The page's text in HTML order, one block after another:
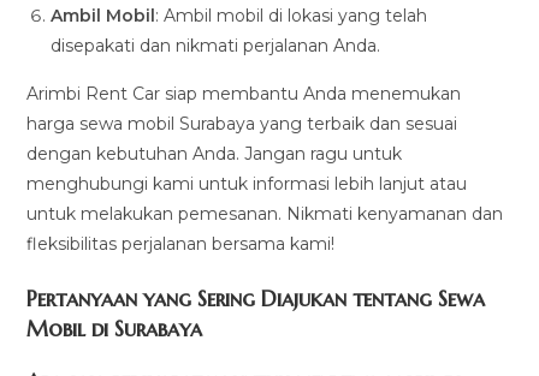
Ambil Mobil: Ambil mobil di lokasi yang telah
disepakati dan nikmati perjalanan Anda.
Arimbi Rent Car siap membantu Anda menemukan
harga sewa mobil Surabaya yang terbaik dan sesuai
dengan kebutuhan Anda. Jangan ragu untuk
menghubungi kami untuk informasi lebih lanjut atau
untuk melakukan pemesanan. Nikmati kenyamanan dan
fleksibilitas perjalanan bersama kami!
Pertanyaan yang Sering Diajukan tentang Sewa
Mobil di Surabaya